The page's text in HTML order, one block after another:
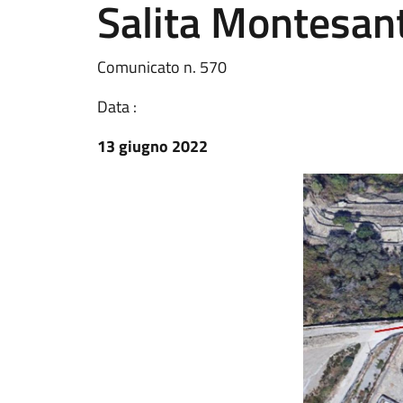
Salita
Comunicato n. 570
Data :
13 giugno 2022